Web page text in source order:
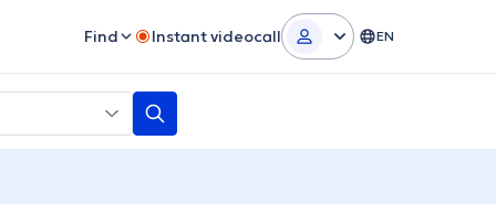
Find Instant videocall EN